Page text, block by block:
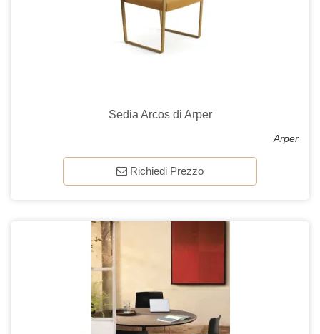
Sedia Arcos di Arper
Arper
Richiedi Prezzo